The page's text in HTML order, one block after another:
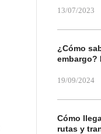
13/07/2023
¿Cómo
embargo?
19/09/2024
Cómo
rutas y